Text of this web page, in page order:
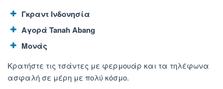
Γκραντ Ινδονησία
Αγορά Tanah Abang
Μονάς
Κρατήστε τις τσάντες με φερμουάρ και τα τηλέφωνα
ασφαλή σε μέρη με πολύ κόσμο.